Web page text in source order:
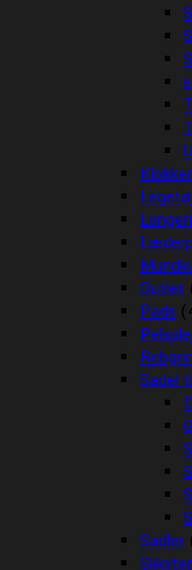
Klokker
Legetøj
Outlet
Pads
Sadel
Sadler